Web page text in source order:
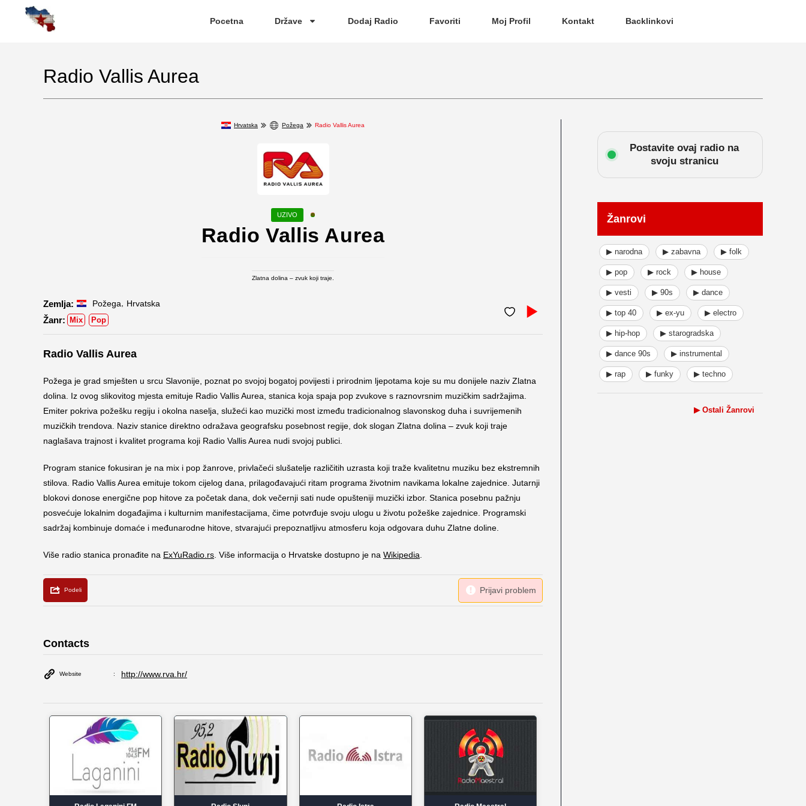
Pocetna Države Dodaj Radio Favoriti Moj Profil Kontakt Backlinkovi
Radio Vallis Aurea
Hrvatska Požega Radio Vallis Aurea
Radio Vallis Aurea
Zlatna dolina – zvuk koji traje.
Požega Hrvatska
Mix Pop
Radio Vallis Aurea
Požega je grad smješten u srcu Slavonije, poznat po svojoj bogatoj povijesti i prirodnim ljepotama koje su mu donijele naziv Zlatna
dolina. Iz ovog slikovitog mjesta emituje Radio Vallis Aurea, stanica koja spaja pop zvukove s raznovrsnim muzičkim sadržajima.
Emiter pokriva požešku regiju i okolna naselja, služeći kao muzički most između tradicionalnog slavonskog duha i suvrijemenih
muzičkih trendova. Naziv stanice direktno odražava geografsku posebnost regije, dok slogan Zlatna dolina – zvuk koji traje
naglašava trajnost i kvalitet programa koji Radio Vallis Aurea nudi svojoj publici.
Program stanice fokusiran je na mix i pop žanrove, privlačeći slušatelje različitih uzrasta koji traže kvalitetnu muziku bez ekstremnih
stilova. Radio Vallis Aurea emituje tokom cijelog dana, prilagođavajući ritam programa životnim navikama lokalne zajednice. Jutarnji
blokovi donose energične pop hitove za početak dana, dok večernji sati nude opušteniji muzički izbor. Stanica posebnu pažnju
posvećuje lokalnim događajima i kulturnim manifestacijama, čime potvrđuje svoju ulogu u životu požeške zajednice. Programski
sadržaj kombinuje domaće i međunarodne hitove, stvarajući prepoznatljivu atmosferu koja odgovara duhu Zlatne doline.
Više radio stanica pronađite na ExYuRadio.rs . Više informacija o Hrvatske dostupno je na Wikipedia
Contacts
Website http://www.rva.hr/
Postavite ovaj radio na
svoju stranicu
Žanrovi
▶ narodna ▶ zabavna ▶ folk
▶ pop ▶ rock ▶ house
▶ vesti ▶ 90s ▶ dance
▶ top 40 ▶ ex-yu ▶ electro
▶ hip-hop ▶ starogradska
▶ dance 90s ▶ instrumental
▶ rap ▶ funky ▶ techno
▶ Ostali Žanrovi